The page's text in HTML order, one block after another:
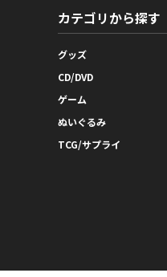
カテゴリから探す
グッズ
CD/DVD
ゲーム
ぬいぐるみ
TCG/サプライ